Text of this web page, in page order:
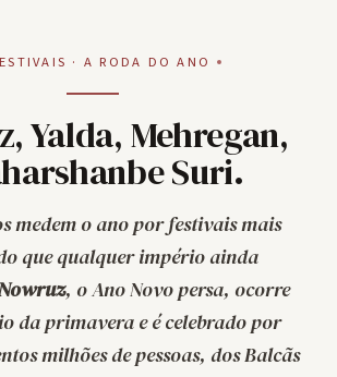
· A RODA DO ANO
Yalda, Mehregan,
Suri.
medem o ano por festivais mais
que qualquer império ainda
, o Ano Novo persa, ocorre
da primavera e é celebrado por
milhões de pessoas, dos Balcãs